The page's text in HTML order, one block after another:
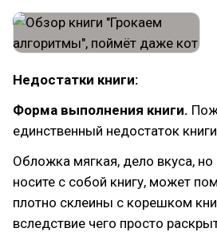
Недостатки книги:
Форма выполнения книги.
единственный недостаток
Обложка мягкая, дело вкуса, но
носите с собой книгу, может
плотно склеины с корешком
вследствие чего просто